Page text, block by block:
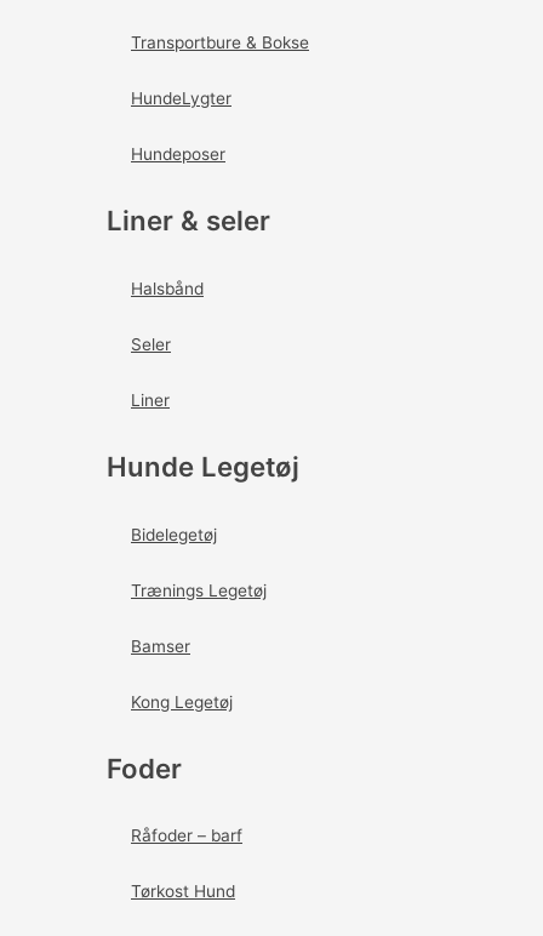
Transportbure & Bokse
HundeLygter
Hundeposer
Liner & seler
Halsbånd
Seler
Liner
Hunde Legetøj
Bidelegetøj
Trænings Legetøj
Bamser
Kong Legetøj
Foder
Råfoder – barf
Tørkost Hund